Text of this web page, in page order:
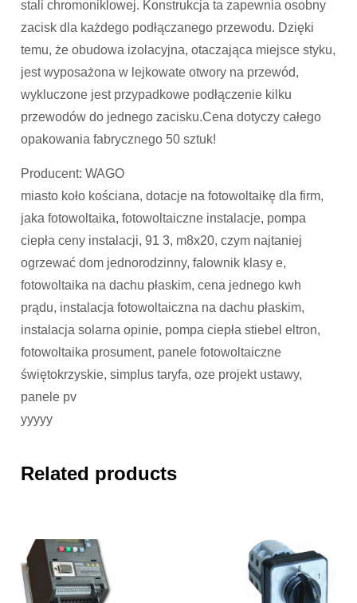
stali chromoniklowej. Konstrukcja ta zapewnia osobny
zacisk dla każdego podłączanego przewodu. Dzięki
temu, że obudowa izolacyjna, otaczająca miejsce styku,
jest wyposażona w lejkowate otwory na przewód,
wykluczone jest przypadkowe podłączenie kilku
przewodów do jednego zacisku.Cena dotyczy całego
opakowania fabrycznego 50 sztuk!
Producent: WAGO
miasto koło kościana, dotacje na fotowoltaikę dla firm,
jaka fotowoltaika, fotowoltaiczne instalacje, pompa
ciepła ceny instalacji, 91 3, m8x20, czym najtaniej
ogrzewać dom jednorodzinny, falownik klasy e,
fotowoltaika na dachu płaskim, cena jednego kwh
prądu, instalacja fotowoltaiczna na dachu płaskim,
instalacja solarna opinie, pompa ciepła stiebel eltron,
fotowoltaika prosument, panele fotowoltaiczne
świętokrzyskie, simplus taryfa, oze projekt ustawy,
panele pv
yyyyy
Related products